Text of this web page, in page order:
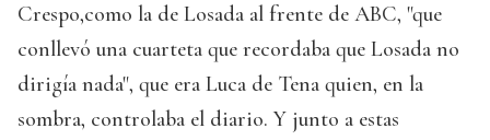
Crespo,como la de Losada al frente de ABC, "que
conllevó una cuarteta que recordaba que Losada no
dirigía nada", que era Luca de Tena quien, en la
sombra, controlaba el diario. Y junto a estas